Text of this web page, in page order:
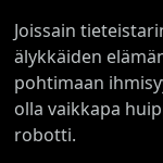
Joissain
älykkäiden
pohtimaan
olla vaikkapa
robotti.